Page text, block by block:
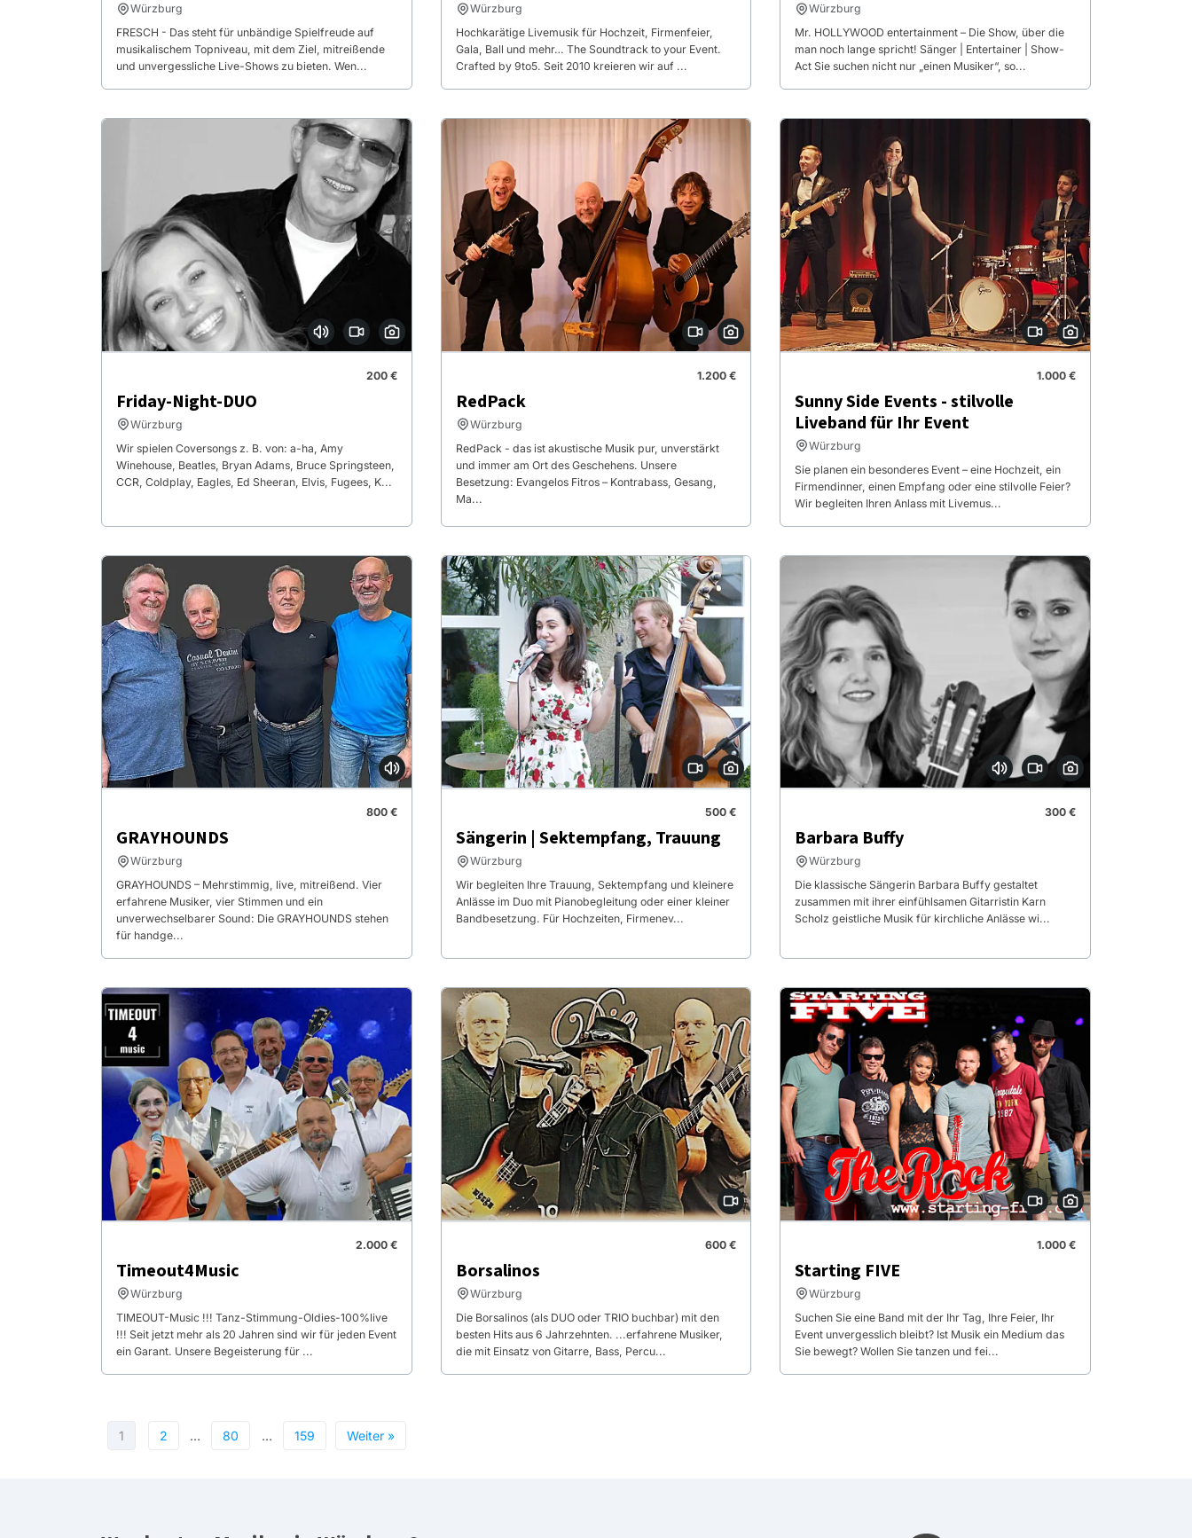
Würzburg
FRESCH - Das steht für unbändige Spielfreude auf
musikalischem Topniveau, mit dem Ziel, mitreißende
und unvergessliche Live-Shows zu bieten. Wen...
Würzburg
Hochkarätige Livemusik für Hochzeit, Firmenfeier,
Gala, Ball und mehr… The Soundtrack to your Event.
Crafted by 9to5. Seit 2010 kreieren wir auf ...
Würzburg
Mr. HOLLYWOOD entertainment – Die Show, über die
man noch lange spricht! Sänger | Entertainer | Show-
Act Sie suchen nicht nur „einen Musiker“, so...
200 €
Friday-Night-DUO
Würzburg
Wir spielen Coversongs z. B. von: a-ha, Amy
Winehouse, Beatles, Bryan Adams, Bruce Springsteen,
CCR, Coldplay, Eagles, Ed Sheeran, Elvis, Fugees, K...
1.200 €
RedPack
Würzburg
RedPack - das ist akustische Musik pur, unverstärkt
und immer am Ort des Geschehens. Unsere
Besetzung: Evangelos Fitros – Kontrabass, Gesang,
Ma...
1.000 €
Sunny Side Events - stilvolle
Liveband für Ihr Event
Würzburg
Sie planen ein besonderes Event – eine Hochzeit, ein
Firmendinner, einen Empfang oder eine stilvolle Feier?
Wir begleiten Ihren Anlass mit Livemus...
800 €
GRAYHOUNDS
Würzburg
GRAYHOUNDS – Mehrstimmig, live, mitreißend. Vier
erfahrene Musiker, vier Stimmen und ein
unverwechselbarer Sound: Die GRAYHOUNDS stehen
für handge...
500 €
Sängerin | Sektempfang, Trauung
Würzburg
Wir begleiten Ihre Trauung, Sektempfang und kleinere
Anlässe im Duo mit Pianobegleitung oder einer kleiner
Bandbesetzung. Für Hochzeiten, Firmenev...
300 €
Barbara Buffy
Würzburg
Die klassische Sängerin Barbara Buffy gestaltet
zusammen mit ihrer einfühlsamen Gitarristin Karn
Scholz geistliche Musik für kirchliche Anlässe wi...
2.000 €
Timeout4Music
Würzburg
TIMEOUT-Music !!! Tanz-Stimmung-Oldies-100%live
!!! Seit jetzt mehr als 20 Jahren sind wir für jeden Event
ein Garant. Unsere Begeisterung für ...
600 €
Borsalinos
Würzburg
Die Borsalinos (als DUO oder TRIO buchbar) mit den
besten Hits aus 6 Jahrzehnten. ...erfahrene Musiker,
die mit Einsatz von Gitarre, Bass, Percu...
1.000 €
Starting FIVE
Würzburg
Suchen Sie eine Band mit der Ihr Tag, Ihre Feier, Ihr
Event unvergesslich bleibt? Ist Musik ein Medium das
Sie bewegt? Wollen Sie tanzen und fei...
1 2 … 80 … 159 Weiter »